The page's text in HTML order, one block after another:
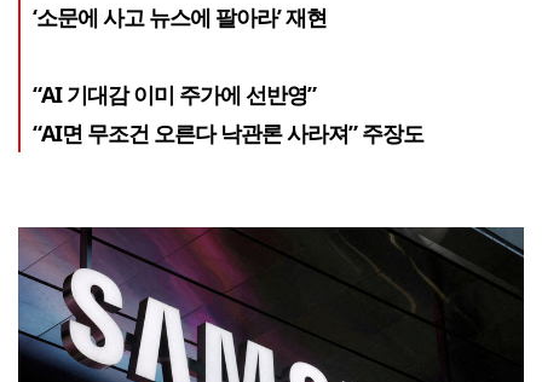
‘소문에 사고 뉴스에 팔아라’ 재현
“AI 기대감 이미 주가에 선반영”
“AI면 무조건 오른다 낙관론 사라져” 주장도